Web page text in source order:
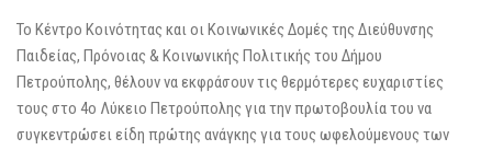
Το Κέντρο Κοινότητας και οι Κοινωνικές Δομές της Διεύθυνσης
Παιδείας, Πρόνοιας & Κοινωνικής Πολιτικής του Δήμου
Πετρούπολης, θέλουν να εκφράσουν τις θερμότερες ευχαριστίες
τους στο 4ο Λύκειο Πετρούπολης για την πρωτοβουλία του να
συγκεντρώσει είδη πρώτης ανάγκης για τους ωφελούμενους των